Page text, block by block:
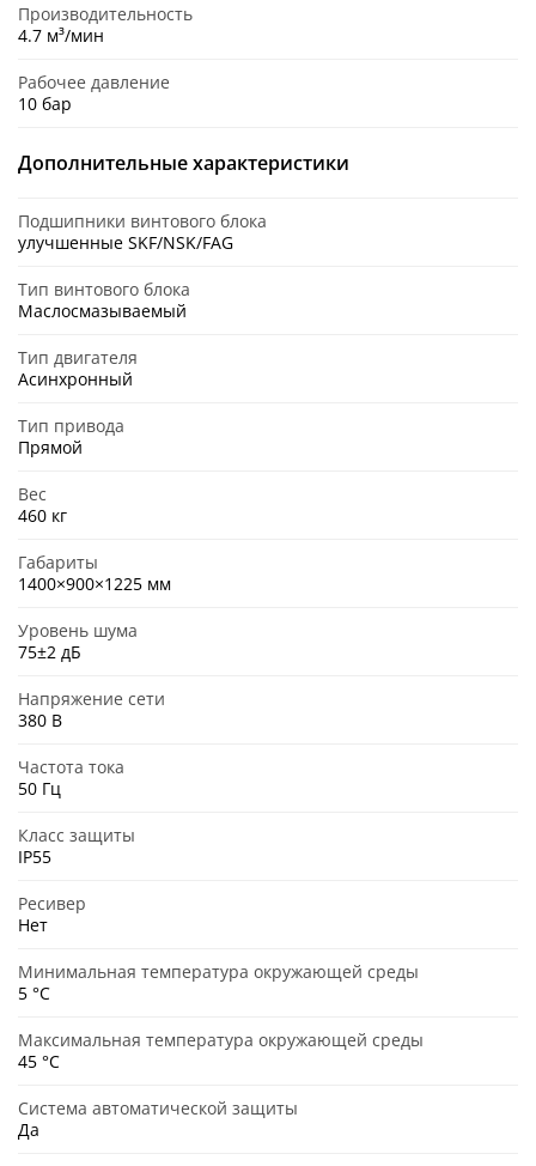
Производительность
4.7 м³/мин
Рабочее давление
10 бар
Дополнительные характеристики
Подшипники винтового блока
улучшенные SKF/NSK/FAG
Тип винтового блока
Маслосмазываемый
Тип двигателя
Асинхронный
Тип привода
Прямой
Вес
460 кг
Габариты
1400×900×1225 мм
Уровень шума
75±2 дБ
Напряжение сети
380 В
Частота тока
50 Гц
Класс защиты
IP55
Ресивер
Нет
Минимальная температура окружающей среды
5 °C
Максимальная температура окружающей среды
45 °C
Система автоматической защиты
Да